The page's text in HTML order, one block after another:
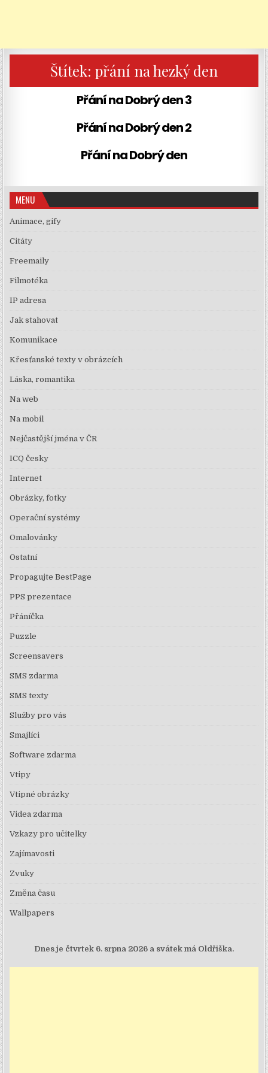
Štítek: přání na hezký den
Přání na Dobrý den 3
Přání na Dobrý den 2
Přání na Dobrý den
MENU
Animace, gify
Citáty
Freemaily
Filmotéka
IP adresa
Jak stahovat
Komunikace
Křesťanské texty v obrázcích
Láska, romantika
Na web
Na mobil
Nejčastější jména v ČR
ICQ česky
Internet
Obrázky, fotky
Operační systémy
Omalovánky
Ostatní
Propagujte BestPage
PPS prezentace
Přáníčka
Puzzle
Screensavers
SMS zdarma
SMS texty
Služby pro vás
Smajlíci
Software zdarma
Vtipy
Vtipné obrázky
Videa zdarma
Vzkazy pro učitelky
Zajímavosti
Zvuky
Změna času
Wallpapers
Dnes je čtvrtek 6. srpna 2026 a svátek má Oldřiška.